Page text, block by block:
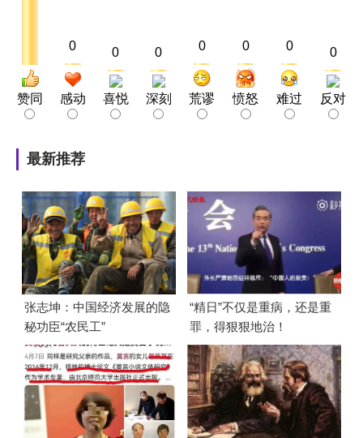
赞同
0
感动
0
喜悦
0
深刻
0
荒谬
0
愤怒
0
难过
0
反对
最新推荐
张志坤：中国经济发展的隐
秘功臣“农民工”
“精日”不仅是重病，还是重
罪，得狠狠地治！